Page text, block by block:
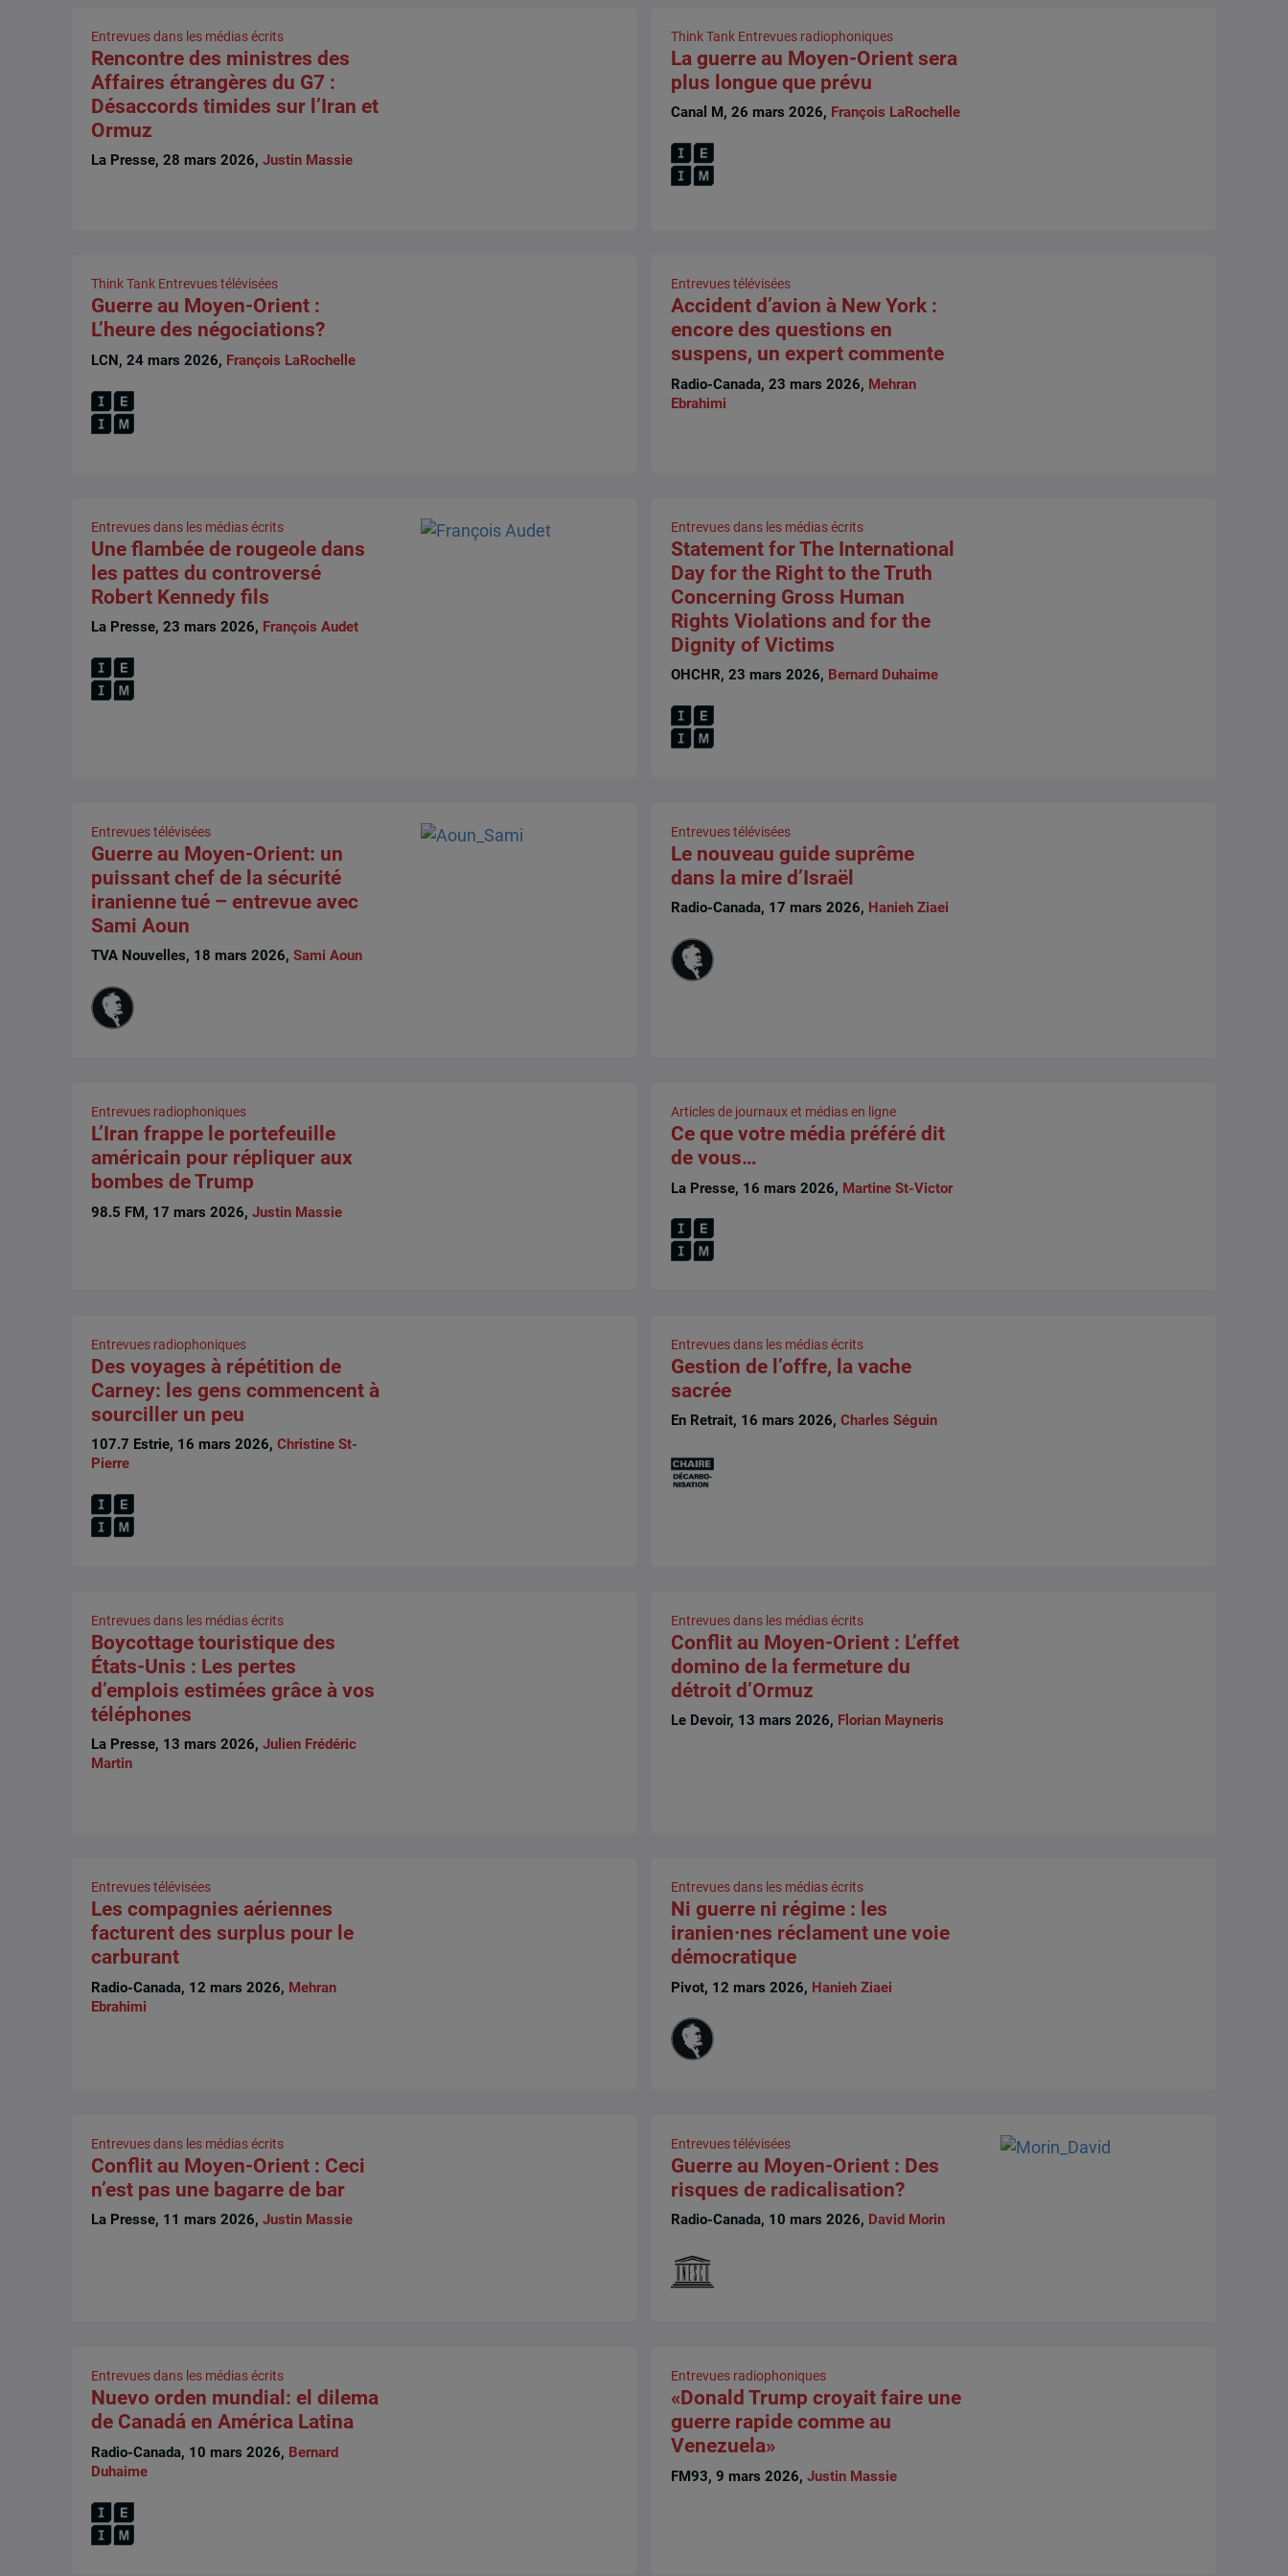
Entrevues dans les médias écrits
Rencontre des ministres des
Affaires étrangères du G7 :
Désaccords timides sur l’Iran et
Ormuz
La Presse, 28 mars 2026, Justin Massie
Think Tank Entrevues radiophoniques
La guerre au Moyen-Orient sera
plus longue que prévu
Canal M, 26 mars 2026, François LaRochelle
Think Tank Entrevues télévisées
Guerre au Moyen-Orient :
L’heure des négociations?
LCN, 24 mars 2026, François LaRochelle
Entrevues télévisées
Accident d’avion à New York :
encore des questions en
suspens, un expert commente
Radio-Canada, 23 mars 2026, Mehran
Ebrahimi
Entrevues dans les médias écrits
Une flambée de rougeole dans
les pattes du controversé
Robert Kennedy fils
La Presse, 23 mars 2026, François Audet
Entrevues dans les médias écrits
Statement for The International
Day for the Right to the Truth
Concerning Gross Human
Rights Violations and for the
Dignity of Victims
OHCHR, 23 mars 2026, Bernard Duhaime
Entrevues télévisées
Guerre au Moyen-Orient: un
puissant chef de la sécurité
iranienne tué – entrevue avec
Sami Aoun
TVA Nouvelles, 18 mars 2026, Sami Aoun
Entrevues télévisées
Le nouveau guide suprême
dans la mire d’Israël
Radio-Canada, 17 mars 2026, Hanieh Ziaei
Entrevues radiophoniques
L’Iran frappe le portefeuille
américain pour répliquer aux
bombes de Trump
98.5 FM, 17 mars 2026, Justin Massie
Articles de journaux et médias en ligne
Ce que votre média préféré dit
de vous…
La Presse, 16 mars 2026, Martine St-Victor
Entrevues radiophoniques
Des voyages à répétition de
Carney: les gens commencent à
sourciller un peu
107.7 Estrie, 16 mars 2026, Christine St-
Pierre
Entrevues dans les médias écrits
Gestion de l’offre, la vache
sacrée
En Retrait, 16 mars 2026, Charles Séguin
Entrevues dans les médias écrits
Boycottage touristique des
États-Unis : Les pertes
d’emplois estimées grâce à vos
téléphones
La Presse, 13 mars 2026, Julien Frédéric
Martin
Entrevues dans les médias écrits
Conflit au Moyen-Orient : L’effet
domino de la fermeture du
détroit d’Ormuz
Le Devoir, 13 mars 2026, Florian Mayneris
Entrevues télévisées
Les compagnies aériennes
facturent des surplus pour le
carburant
Radio-Canada, 12 mars 2026, Mehran
Ebrahimi
Entrevues dans les médias écrits
Ni guerre ni régime : les
iranien·nes réclament une voie
démocratique
Pivot, 12 mars 2026, Hanieh Ziaei
Entrevues dans les médias écrits
Conflit au Moyen-Orient : Ceci
n’est pas une bagarre de bar
La Presse, 11 mars 2026, Justin Massie
Entrevues télévisées
Guerre au Moyen-Orient : Des
risques de radicalisation?
Radio-Canada, 10 mars 2026, David Morin
Entrevues dans les médias écrits
Nuevo orden mundial: el dilema
de Canadá en América Latina
Radio-Canada, 10 mars 2026, Bernard
Duhaime
Entrevues radiophoniques
«Donald Trump croyait faire une
guerre rapide comme au
Venezuela»
FM93, 9 mars 2026, Justin Massie